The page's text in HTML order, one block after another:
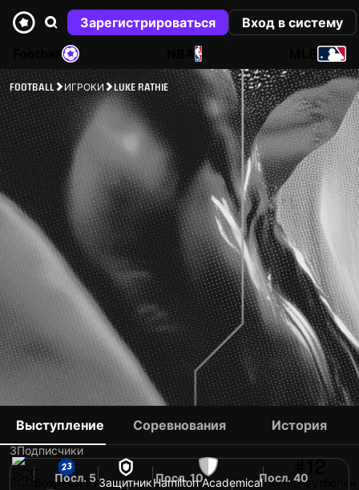
Зарегистрироваться
Вход в систему
NBA
FOOTBALL ИГРОКИ LUKE RATHIE
LUKE RATHIE
3Подписчики
Возраст: 21 ЗащитникHamilton AcademicalНомер футболки
Выступление Соревнования История
Посл. 5 Посл. 10 Посл. 40